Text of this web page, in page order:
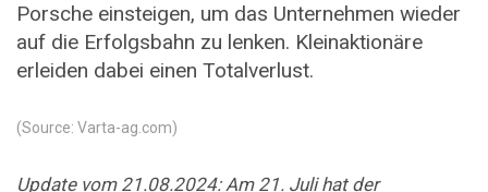
Porsche einsteigen, um das Unternehmen wieder
auf die Erfolgsbahn zu lenken. Kleinaktionäre
erleiden dabei einen Totalverlust.
(Source: Varta-ag.com)
Update vom 21.08.2024: Am 21. Juli hat der